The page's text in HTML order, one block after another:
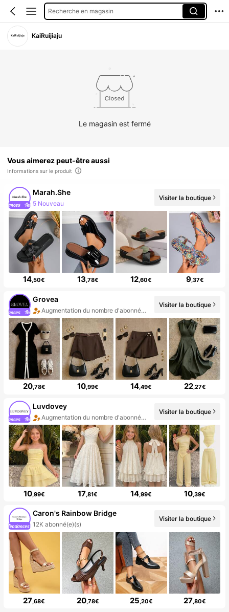
Recherche en magasin
KaiRuijiaju
Le magasin est fermé
Vous aimerez peut-être aussi
Informations sur le produit
Marah.She
5 Nouveau
Visiter la boutique
14,50€ 13,78€ 12,60€ 9,37€
Grovea
Augmentation du nombre d'abonnés : 829 %
Visiter la boutique
20,78€ 10,99€ 14,49€ 22,27€
Luvdovey
Augmentation du nombre d'abonnés : 39 %
Visiter la boutique
10,99€ 17 ,81€ 14 ,99€ 10 ,39€
Caron's Rainbow Bridge
12K abonné(e)(s)
Visiter la boutique
27 ,68€ 20,78€ 25 ,20€ 27 ,80€